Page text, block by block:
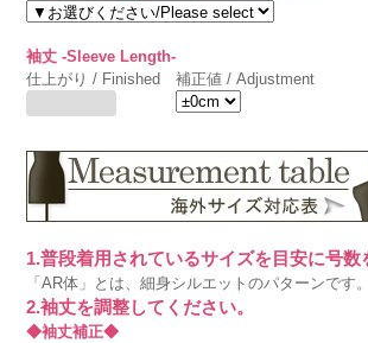
袖丈 -Sleeve Length-
仕上がり / Finished
補正値 / Adjustment
1.普段着用されているサイズを目安に号数
「AR体」とは、細身シルエットのパターンです。
2.袖丈を調整してください。
◆袖丈補正◆